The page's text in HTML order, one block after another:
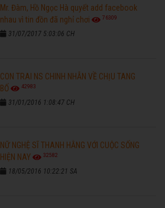
Mr. Đàm, Hồ Ngọc Hà quyết add facebook
nhau vì tin đồn đã nghỉ chơi
76309
31/07/2017 5:03:06 CH
CON TRAI NS CHINH NHẪN VỀ CHỊU TANG
BỐ
42983
31/01/2016 1:08:47 CH
NỮ NGHỆ SĨ THANH HẰNG VỚI CUỘC SỐNG
HIỆN NAY
32582
18/05/2016 10:22:21 SA